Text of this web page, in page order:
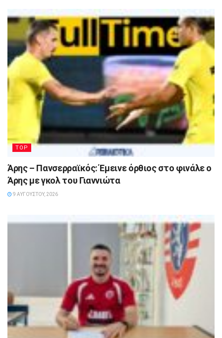
TOP
Άρης – Πανσερραϊκός: Έμεινε όρθιος στο φινάλε ο
Άρης με γκολ του Γιαννιώτα
9 ΑΥΓΟΎΣΤΟΥ, 2026